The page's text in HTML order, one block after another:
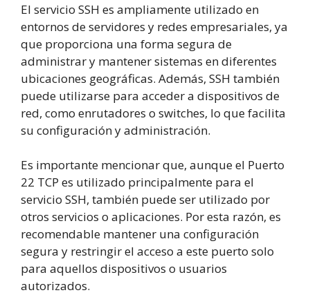
El servicio SSH es ampliamente utilizado en
entornos de servidores y redes empresariales, ya
que proporciona una forma segura de
administrar y mantener sistemas en diferentes
ubicaciones geográficas. Además, SSH también
puede utilizarse para acceder a dispositivos de
red, como enrutadores o switches, lo que facilita
su configuración y administración.
Es importante mencionar que, aunque el Puerto
22 TCP es utilizado principalmente para el
servicio SSH, también puede ser utilizado por
otros servicios o aplicaciones. Por esta razón, es
recomendable mantener una configuración
segura y restringir el acceso a este puerto solo
para aquellos dispositivos o usuarios
autorizados.